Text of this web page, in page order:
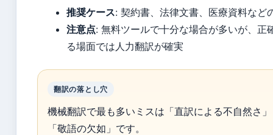
推奨ケース: 契約書、法律文書、医療資料など
注意点: 無料ツールで十分な場合が多いが、正
る場面では人力翻訳が確実
翻訳の落とし穴
機械翻訳で最も多いミスは「直訳による不自然さ
「敬語の欠如」です。